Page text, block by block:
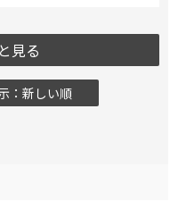
見る
：新しい順